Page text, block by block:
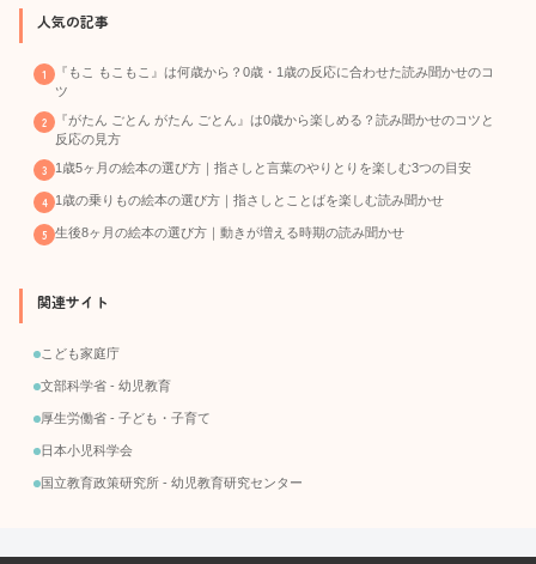
人気の記事
『もこ もこもこ』は何歳から？0歳・1歳の反応に合わせた読み聞かせのコ
ツ
『がたん ごとん がたん ごとん』は0歳から楽しめる？読み聞かせのコツと
反応の見方
1歳5ヶ月の絵本の選び方｜指さしと言葉のやりとりを楽しむ3つの目安
1歳の乗りもの絵本の選び方｜指さしとことばを楽しむ読み聞かせ
生後8ヶ月の絵本の選び方｜動きが増える時期の読み聞かせ
関連サイト
こども家庭庁
文部科学省 - 幼児教育
厚生労働省 - 子ども・子育て
日本小児科学会
国立教育政策研究所 - 幼児教育研究センター